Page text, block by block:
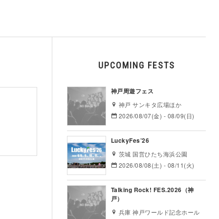
UPCOMING FESTS
神戸周遊フェス
神戸 サンキタ広場ほか
2026/08/07(金) - 08/09(日)
LuckyFes’26
茨城 国営ひたち海浜公園
2026/08/08(土) - 08/11(火)
Talking Rock! FES.2026（神
戸）
兵庫 神戸ワールド記念ホール